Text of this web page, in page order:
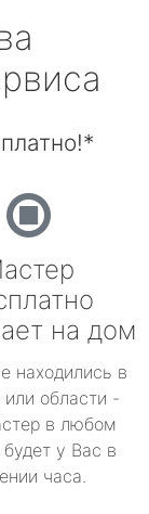
на дом
находились в
области -
в любом
у Вас в
часа.